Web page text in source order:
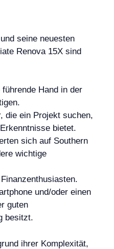
und seine neuesten
Renova 15X sind
Hand in der
die ein Projekt suchen,
bietet.
sich auf Southern
wichtige
und/oder einen
guten
besitzt.
ihrer Komplexität,